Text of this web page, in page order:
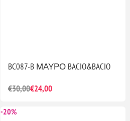
BC087-B ΜΑΥΡΟ BACIO&BACIO
€30,00€24,00
-20%